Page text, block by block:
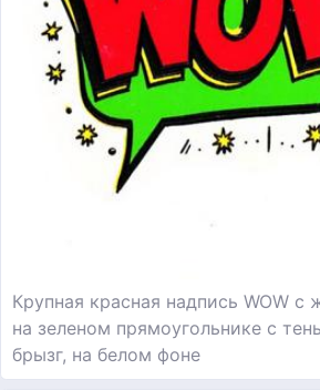
Крупная красная надпись WOW
на зеленом прямоугольнике с
брызг, на белом фоне